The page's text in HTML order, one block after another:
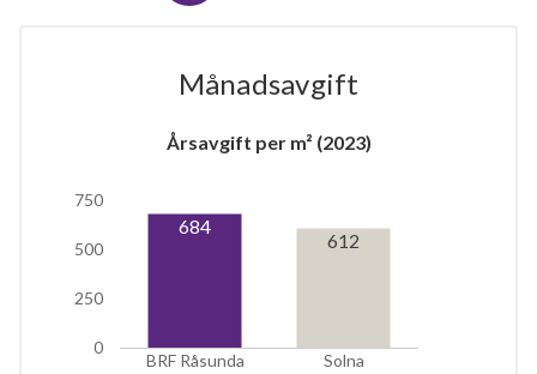
Månadsavgift
Årsavgift per m² (2023)
BRF Råsunda
Solna
0
250
500
750
684
612